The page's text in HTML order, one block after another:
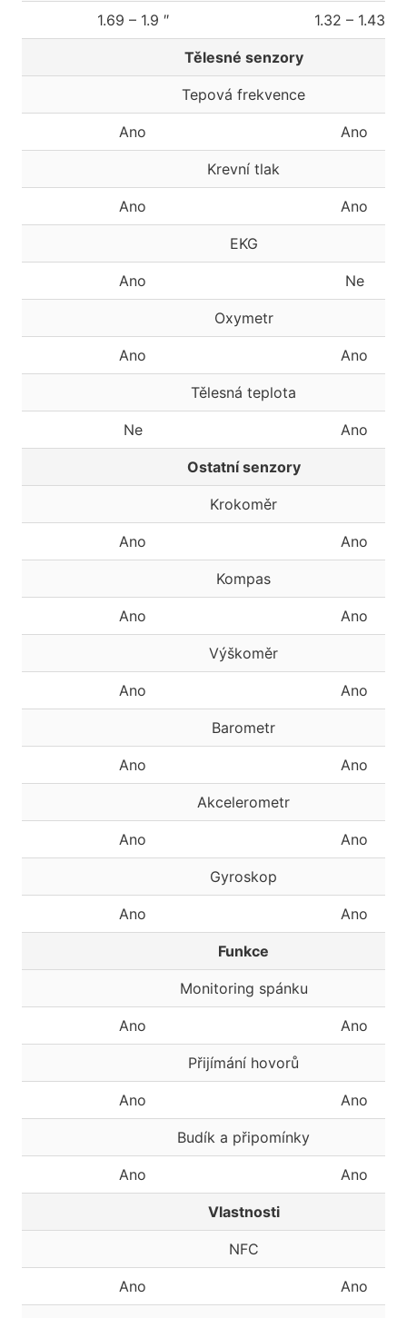
1.69 – 1.9 ″ 1.32 – 1.43 ″
Tělesné senzory
Tepová frekvence
Ano Ano
Krevní tlak
Ano Ano
EKG
Ano Ne
Oxymetr
Ano Ano
Tělesná teplota
Ne Ano
Ostatní senzory
Krokoměr
Ano Ano
Kompas
Ano Ano
Výškoměr
Ano Ano
Barometr
Ano Ano
Akcelerometr
Ano Ano
Gyroskop
Ano Ano
Funkce
Monitoring spánku
Ano Ano
Přijímání hovorů
Ano Ano
Budík a připomínky
Ano Ano
Vlastnosti
NFC
Ano Ano